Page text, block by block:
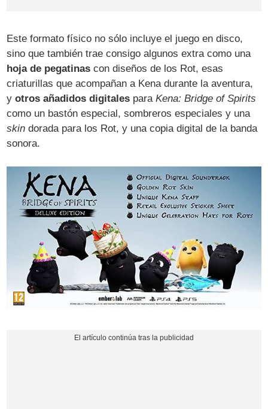
Este formato físico no sólo incluye el juego en disco,
sino que también trae consigo algunos extra como una
hoja de pegatinas con diseños de los Rot, esas
criaturillas que acompañan a Kena durante la aventura,
yotros añadidos digitales paraKena: Bridge of Spirits
como un bastón especial, sombreros especiales y una
skin dorada para los Rot, y una copia digital de la banda
sonora.